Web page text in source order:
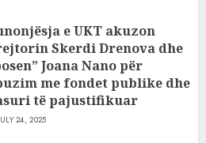
e UKT akuzon
Skerdi Drenova dhe
Joana Nano për
me fondet publike dhe
të pajustifikuar
24, 2025